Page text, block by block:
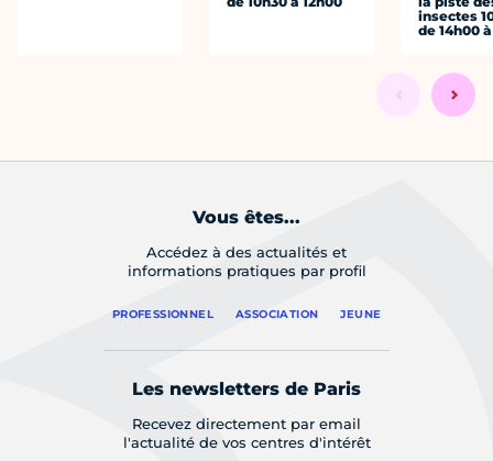
insectes
de 14h00
Vous êtes...
Accédez à des actualités et
informations pratiques par profil
PROFESSIONNEL ASSOCIATION JEUNE
Les newsletters de Paris
Recevez directement par email
l'actualité de vos centres d'intérêt